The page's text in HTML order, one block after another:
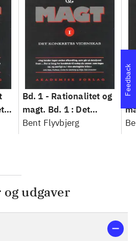
Bd. 1 - Rationalitet og
magt. Bd. 1 : Det
konkretes videnskab
Bent Flyvbjerg
udgaver
Feedback